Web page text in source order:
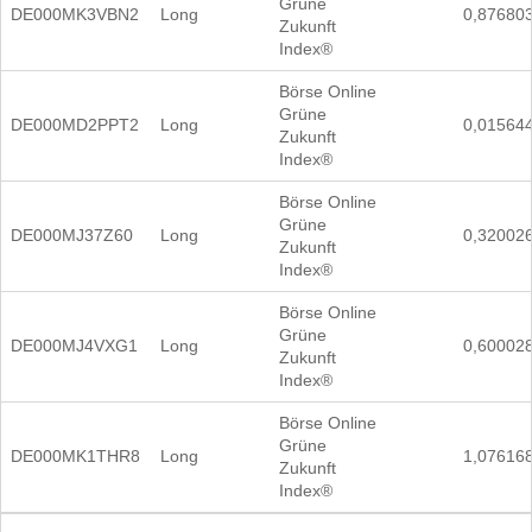
DE000MK3VBN2 Long
Grüne
Zukunft
Index®
DE000MD2PPT2 Long
Börse Online
Grüne
Zukunft
Index®
DE000MJ37Z60 Long
Börse Online
Grüne
Zukunft
Index®
DE000MJ4VXG1 Long
Börse Online
Grüne
Zukunft
Index®
DE000MK1THR8 Long
Börse Online
Grüne
Zukunft
Index®